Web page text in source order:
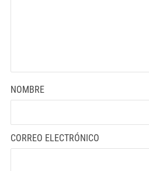
NOMBRE
CORREO ELECTRÓNICO